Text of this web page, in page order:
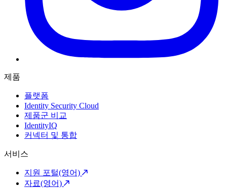
제품
플랫폼
Identity Security Cloud
제품군 비교
IdentityIQ
커넥터 및 통합
서비스
지원 포털(영어)
자료(영어)